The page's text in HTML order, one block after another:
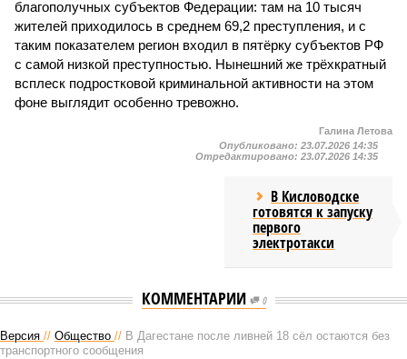
благополучных субъектов Федерации: там на 10 тысяч
жителей приходилось в среднем 69,2 преступления, и с
таким показателем регион входил в пятёрку субъектов РФ
с самой низкой преступностью. Нынешний же трёхкратный
всплеск подростковой криминальной активности на этом
фоне выглядит особенно тревожно.
Галина Летова
Опубликовано: 23.07.2026 14:35
Отредактировано: 23.07.2026 14:35
В Кисловодске
готовятся к запуску
первого
электротакси
КОММЕНТАРИИ 0
Версия // Общество // В Дагестане после ливней 18 сёл остаются без
транспортного сообщения